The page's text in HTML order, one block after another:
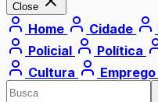
Close
Home Cidade
Policial
Política
Cultura
Emprego